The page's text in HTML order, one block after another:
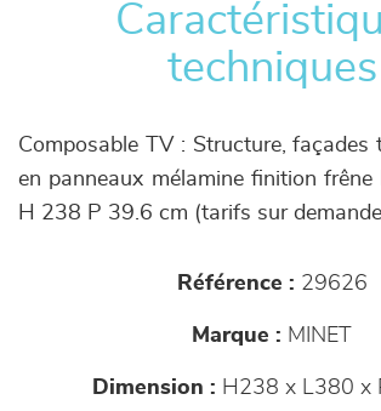
techniques
Composable TV : Structure, façades
en panneaux mélamine finition
H 238 P 39.6 cm (tarifs sur
Référence : 29626
Marque : MINET
Dimension : H238 x L380 x